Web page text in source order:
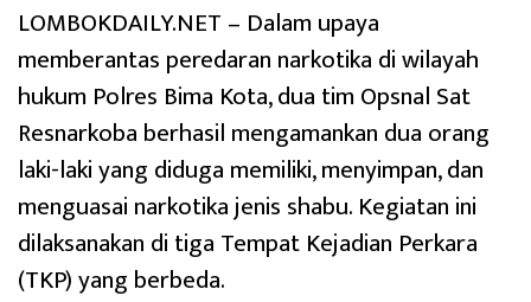
LOMBOKDAILY.NET – Dalam upaya
memberantas peredaran narkotika di wilayah
hukum Polres Bima Kota, dua tim Opsnal Sat
Resnarkoba berhasil mengamankan dua orang
laki-laki yang diduga memiliki, menyimpan, dan
menguasai narkotika jenis shabu. Kegiatan ini
dilaksanakan di tiga Tempat Kejadian Perkara
(TKP) yang berbeda.